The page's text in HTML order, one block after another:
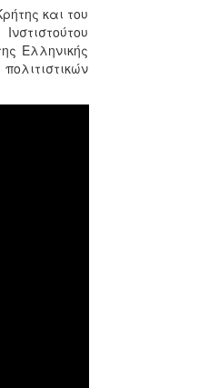
και του
Ελληνικής